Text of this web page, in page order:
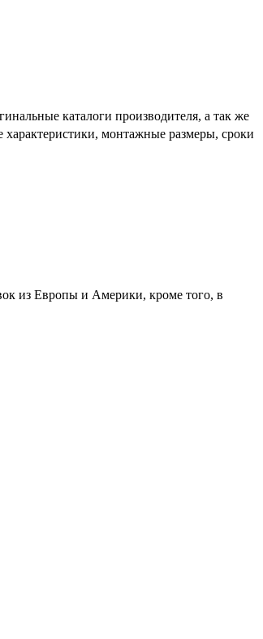
каталоги производителя, а так же
характеристики, монтажные размеры, сроки
из Европы и Америки, кроме того, в